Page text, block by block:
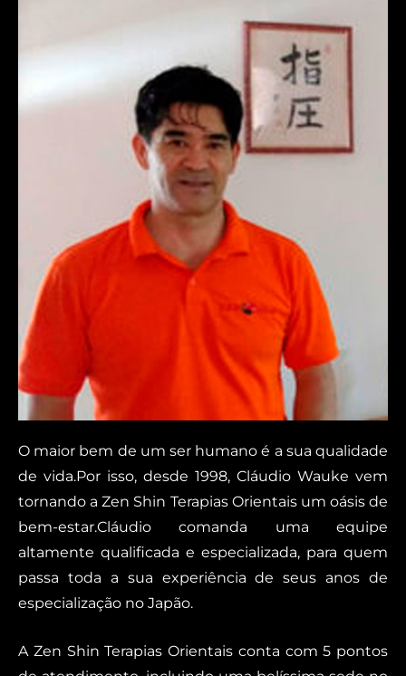
O maior bem de um ser humano é a sua qualidade
de vida.Por isso, desde 1998, Cláudio Wauke vem
tornando a Zen Shin Terapias Orientais um oásis de
bem-estar.Cláudio comanda uma equipe
altamente qualificada e especializada, para quem
passa toda a sua experiência de seus anos de
especialização no Japão.
A Zen Shin Terapias Orientais conta com 5 pontos